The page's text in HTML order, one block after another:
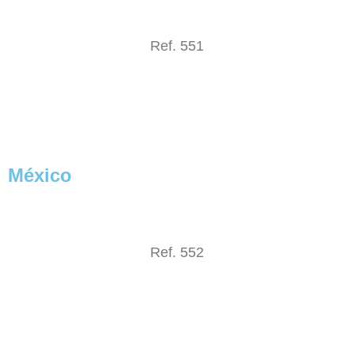
Ref. 551
México
Ref. 552